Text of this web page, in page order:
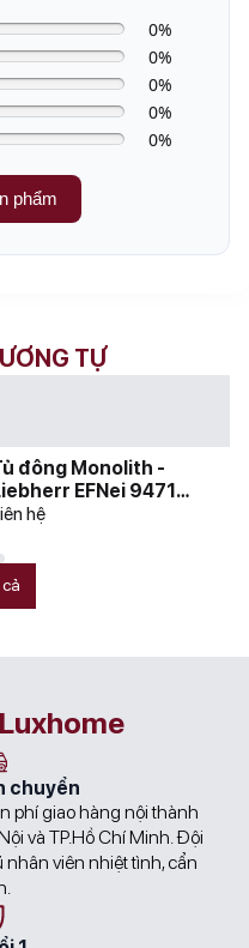
0%
0%
0%
0%
0%
phẩm
TỰ
đông Monolith -
EFNei 9471
- 245L
hệ
chuyển
phí giao hàng nội thành
và TP.Hồ Chí Minh. Đội
nhân viên nhiệt tình, cẩn